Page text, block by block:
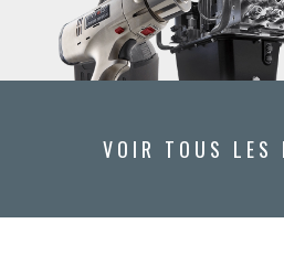
VOIR TOUS LES